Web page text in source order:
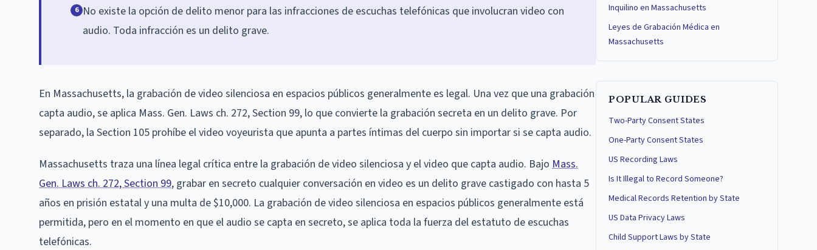
6 No existe la opción de delito menor para las infracciones de escuchas telefónicas que involucran video con
audio. Toda infracción es un delito grave.
En Massachusetts, la grabación de video silenciosa en espacios públicos generalmente es legal. Una vez que una grabación
capta audio, se aplica Mass. Gen. Laws ch. 272, Section 99, lo que convierte la grabación secreta en un delito grave. Por
separado, la Section 105 prohíbe el video voyeurista que apunta a partes íntimas del cuerpo sin importar si se capta audio.
Massachusetts traza una línea legal crítica entre la grabación de video silenciosa y el video que capta audio. Bajo Mass.
Gen. Laws ch. 272, Section 99, grabar en secreto cualquier conversación en video es un delito grave castigado con hasta 5
años en prisión estatal y una multa de $10,000. La grabación de video silenciosa en espacios públicos generalmente está
permitida, pero en el momento en que el audio se capta en secreto, se aplica toda la fuerza del estatuto de escuchas
telefónicas.
Inquilino en Massachusetts
Leyes de Grabación Médica en
Massachusetts
POPULAR GUIDES
Two-Party Consent States
One-Party Consent States
US Recording Laws
Is It Illegal to Record Someone?
Medical Records Retention by State
US Data Privacy Laws
Child Support Laws by State